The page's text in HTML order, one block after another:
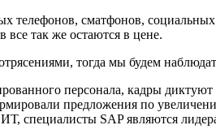
телефонов, сматфонов,
так же остаются в цене.
тогда мы будем
персонала, кадры
предложения по
SAP являются